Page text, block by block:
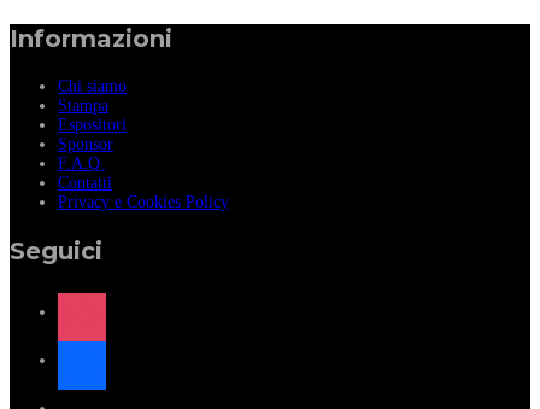
Informazioni
Chi siamo
Stampa
Espositori
Sponsor
F.A.Q.
Contatti
Privacy e Cookies Policy
Seguici
instagram
facebook
x